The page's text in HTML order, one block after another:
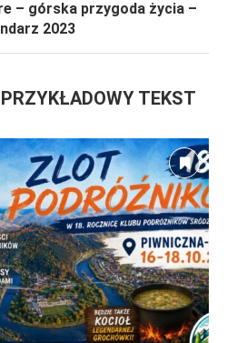
– górska przygoda życia –
2023
TEKST